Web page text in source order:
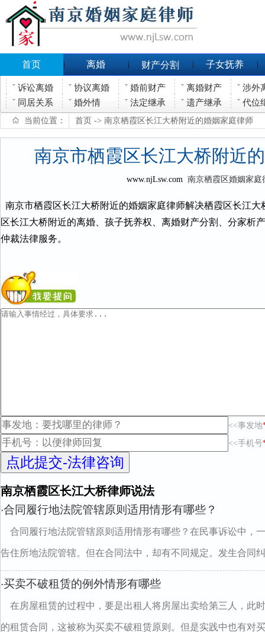
首页 离婚 财产分割 子女抚养
诉讼离婚 协议离婚 婚前财产 离婚财产
涉外
同居关系
婚外情 法定继承 遗产继承 代位
当前位置： 首页 -> 南京栖霞区长江大桥附近的婚姻家庭律师
南京市栖霞区长江大桥附近
www.njLsw.com南京栖霞区婚姻家庭
南京市栖霞区长江大桥附近的婚姻家庭律师解决栖霞区长江
区长江大桥附近的离婚、孩子抚养权、离婚财产分割、分家析
仲裁法律服务。
<<事发地
<<手机号
南京栖霞区长江大桥律师说法
·合同履行地法院管辖原则适用情形有哪些？
合同履行地法院管辖原则适用情形有哪些？在民事诉讼中，
告住所地法院管辖。但在合同法中，却有不同规定。发生合同
·买卖不破租赁的例外情形有哪些
在房屋租赁的过程中，要是出租人将房屋出卖给第三人，此
的租赁合同，这被称为买卖不破租赁原则。但是实践中也有对